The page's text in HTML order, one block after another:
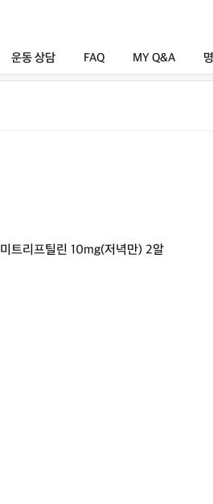
운동 상담 FAQ MY Q&A
트리프틸린 10mg(저녁만) 2알